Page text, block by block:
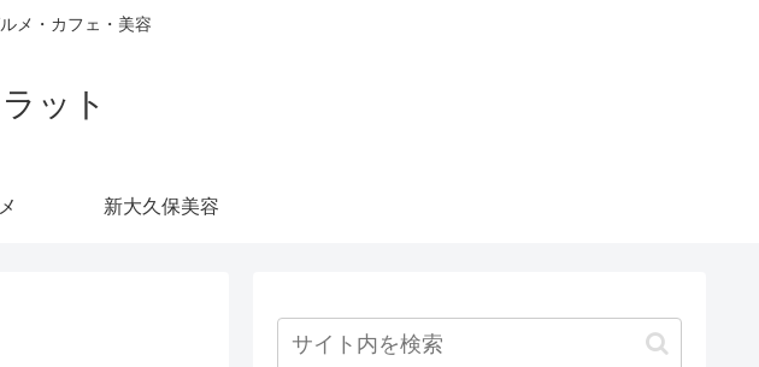
メ・カフェ・美容
ット
新大久保美容